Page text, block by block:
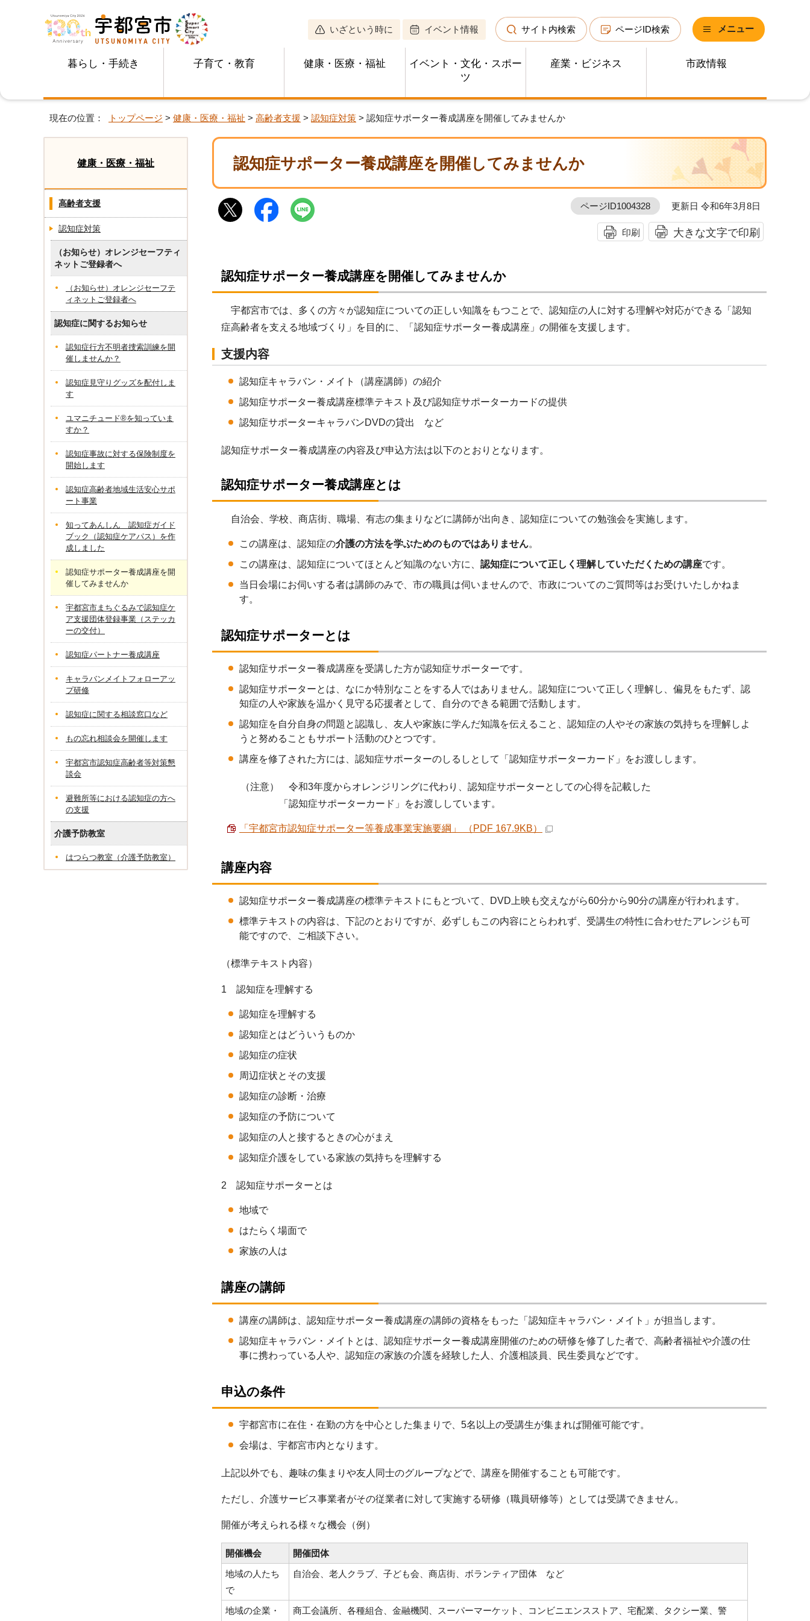
いざという時に イベント情報 サイト内検索 ページID検索 メニュー
暮らし・手続き 子育て・教育 健康・医療・福祉
イベント・文化・スポー
ツ
産業・ビジネス 市政情報
現在の位置： トップページ > 健康・医療・福祉 > 高齢者支援 > 認知症対策 > 認知症サポーター養成講座を開催してみませんか
認知症サポーター養成講座を開催してみませんか
ページID1004328 更新日 令和6年3月8日
印刷 大きな文字で印刷
認知症サポーター養成講座を開催してみませんか
宇都宮市では、多くの方々が認知症についての正しい知識をもつことで、認知症の人に対する理解や対応ができる「認知
症高齢者を支える地域づくり」を目的に、「認知症サポーター養成講座」の開催を支援します。
支援内容
認知症キャラバン・メイト（講座講師）の紹介
認知症サポーター養成講座標準テキスト及び認知症サポーターカードの提供
認知症サポーターキャラバンDVDの貸出 など
認知症サポーター養成講座の内容及び申込方法は以下のとおりとなります。
認知症サポーター養成講座とは
自治会、学校、商店街、職場、有志の集まりなどに講師が出向き、認知症についての勉強会を実施します。
この講座は、認知症の介護の方法を学ぶためのものではありません。
この講座は、認知症についてほとんど知識のない方に、 認知症について正しく理解していただくための講座です。
当日会場にお伺いする者は講師のみで、市の職員は伺いませんので、市政についてのご質問等はお受けいたしかねま
す。
認知症サポーターとは
認知症サポーター養成講座を受講した方が認知症サポーターです。
認知症サポーターとは、なにか特別なことをする人ではありません。認知症について正しく理解し、偏見をもたず、認
知症の人や家族を温かく見守る応援者として、自分のできる範囲で活動します。
認知症を自分自身の問題と認識し、友人や家族に学んだ知識を伝えること、認知症の人やその家族の気持ちを理解しよ
うと努めることもサポート活動のひとつです。
講座を修了された方には、認知症サポーターのしるしとして「認知症サポーターカード」をお渡しします。
（注意） 令和3年度からオレンジリングに代わり、認知症サポーターとしての心得を記載した
「認知症サポーターカード」をお渡ししています。
「宇都宮市認知症サポーター等養成事業実施要綱」 （PDF 167.9KB）
講座内容
認知症サポーター養成講座の標準テキストにもとづいて、DVD上映も交えながら60分から90分の講座が行われます。
標準テキストの内容は、下記のとおりですが、必ずしもこの内容にとらわれず、受講生の特性に合わせたアレンジも可
能ですので、ご相談下さい。
（標準テキスト内容）
1 認知症を理解する
認知症を理解する
認知症とはどういうものか
認知症の症状
周辺症状とその支援
認知症の診断・治療
認知症の予防について
認知症の人と接するときの心がまえ
認知症介護をしている家族の気持ちを理解する
2 認知症サポーターとは
地域で
はたらく場面で
家族の人は
講座の講師
講座の講師は、認知症サポーター養成講座の講師の資格をもった「認知症キャラバン・メイト」が担当します。
認知症キャラバン・メイトとは、認知症サポーター養成講座開催のための研修を修了した者で、高齢者福祉や介護の仕
事に携わっている人や、認知症の家族の介護を経験した人、介護相談員、民生委員などです。
申込の条件
宇都宮市に在住・在勤の方を中心とした集まりで、5名以上の受講生が集まれば開催可能です。
会場は、宇都宮市内となります。
上記以外でも、趣味の集まりや友人同士のグループなどで、講座を開催することも可能です。
ただし、介護サービス事業者がその従業者に対して実施する研修（職員研修等）としては受講できません。
開催が考えられる様々な機会（例）
開催機会
開催団体
地域の人たち
で
自治会、老人クラブ、子ども会、商店街、ボランティア団体 など
地域の企業・
商工会議所、各種組合、金融機関、スーパーマーケット、コンビニエンスストア、宅配業、タクシー業、警
健康・医療・福祉
高齢者支援
認知症対策
（お知らせ）オレンジセーフティ
ネットご登録者へ
（お知らせ）オレンジセーフテ
ィネットご登録者へ
認知症に関するお知らせ
認知症行方不明者捜索訓練を開
催しませんか？
認知症見守りグッズを配付しま
す
ユマニチュード®を知っていま
すか？
認知症事故に対する保険制度を
開始します
認知症高齢者地域生活安心サポ
ート事業
知ってあんしん 認知症ガイド
ブック（認知症ケアパス）を作
成しました
認知症サポーター養成講座を開
催してみませんか
宇都宮市まちぐるみで認知症ケ
ア支援団体登録事業（ステッカ
ーの交付）
認知症パートナー養成講座
キャラバンメイトフォローアッ
プ研修
認知症に関する相談窓口など
もの忘れ相談会を開催します
宇都宮市認知症高齢者等対策懇
談会
避難所等における認知症の方へ
の支援
介護予防教室
はつらつ教室（介護予防教室）